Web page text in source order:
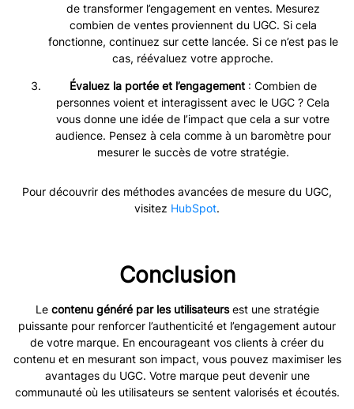
de transformer l’engagement en ventes. Mesurez
combien de ventes proviennent du UGC. Si cela
fonctionne, continuez sur cette lancée. Si ce n’est pas le
cas, réévaluez votre approche.
Évaluez la portée et l’engagement: Combien de
personnes voient et interagissent avec le UGC ? Cela
vous donne une idée de l’impact que cela a sur votre
audience. Pensez à cela comme à un baromètre pour
mesurer le succès de votre stratégie.
Pour découvrir des méthodes avancées de mesure du UGC,
visitez HubSpot.
Conclusion
Le contenu généré par les utilisateursest une stratégie
puissante pour renforcer l’authenticité et l’engagement autour
de votre marque. En encourageant vos clients à créer du
contenu et en mesurant son impact, vous pouvez maximiser les
avantages du UGC. Votre marque peut devenir une
communauté où les utilisateurs se sentent valorisés et écoutés.